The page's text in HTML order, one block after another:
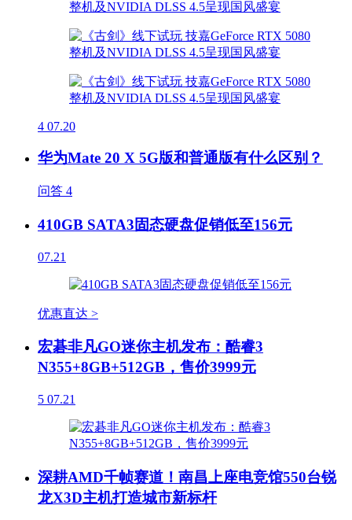
4 07.20
华为Mate 20 X 5G版和普通版有什么区别？
问答 4
410GB SATA3固态硬盘促销低至156元
07.21
优惠直达 >
宏碁非凡GO迷你主机发布：酷睿3
N355+8GB+512GB，售价3999元
5 07.21
深耕AMD千帧赛道！南昌上座电竞馆550台锐
龙X3D主机打造城市新标杆